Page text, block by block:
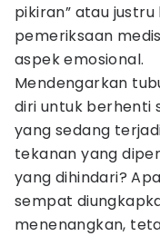
pikiran” atau
pemeriksaan
aspek emosional.
Mendengarkan
diri untuk berhenti
yang sedang
tekanan yang
yang dihindari?
sempat
menenangkan,